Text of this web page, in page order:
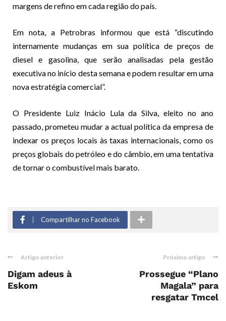
margens de refino em cada região do país.
Em nota, a Petrobras informou que está “discutindo
internamente mudanças em sua política de preços de
diesel e gasolina, que serão analisadas pela gestão
executiva no início desta semana e podem resultar em uma
nova estratégia comercial”.
O Presidente Luiz Inácio Lula da Silva, eleito no ano
passado, prometeu mudar a actual política da empresa de
indexar os preços locais às taxas internacionais, como os
preços globais do petróleo e do câmbio, em uma tentativa
de tornar o combustível mais barato.
Compartilhar no Facebook
Artigo anterior
Digam adeus à
Eskom
Próximo artigo
Prossegue “Plano
Magala” para
resgatar Tmcel